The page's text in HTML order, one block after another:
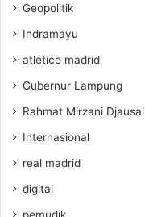
Geopolitik
Indramayu
atletico madrid
Gubernur Lampung
Rahmat Mirzani Djausal
Internasional
real madrid
digital